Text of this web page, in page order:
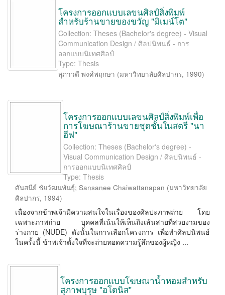
โครงการออกแบบเลขนศิลป์สิ่งพิมพ์
สำหรับร้านขายของขวัญ "มิเมน์โต"
Collection: Theses (Bachelor's degree) - Visual
Communication Design / ศิลปนิพนธ์ - การ
ออกแบบนิเทศศิลป์
Type: Thesis
สุภาวดี พงศ์พฤกษา (มหาวิทยาลัยศิลปากร, 1990)
โครงการออกแบบเลขนศิลป์สิ่งพิมพ์เพื่อ
การโฆษณาร้านขายชุดชั้นในสตรี "นา
อีฟ"
Collection: Theses (Bachelor's degree) -
Visual Communication Design / ศิลปนิพนธ์ -
การออกแบบนิเทศศิลป์
Type: Thesis
ศันสนีย์ ชัยวัฒนพันธุ์; Sansanee Chaiwattanapan (มหาวิทยาลัย
ศิลปากร, 1994)
เนื่องจากข้าพเจ้ามีความสนใจในเรื่องของศิลปะภาพถ่าย โดย
เฉพาะภาพถ่าย บุคคลที่เน้นให้เห็นถึงเส้นสายที่สวยงามของ
ร่างกาย (NUDE) ดังนั้นในการเลือกโครงการ เพื่อทำศิลปนิพนธ์
ในครั้งนี้ ข้าพเจ้าตั้งใจที่จะถ่ายทอดความรู้สึกของผู้หญิง ...
โครงการออกแบบโฆษณาน้ำหอมสำหรับ
สุภาพบุรุษ "อโดนิส"